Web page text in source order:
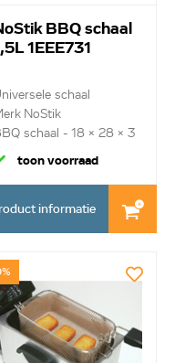
BBQ schaal
1EEE731
schaal
NoStik
schaal - 18 x 28 x 3
cen...
toon voorraad
informatie